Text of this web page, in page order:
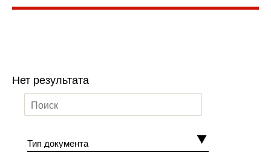
Нет результата